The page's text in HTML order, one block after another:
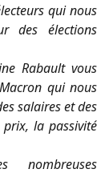
qui nous
des élections
Rabault vous
qui nous
salaires et des
prix, la passivité